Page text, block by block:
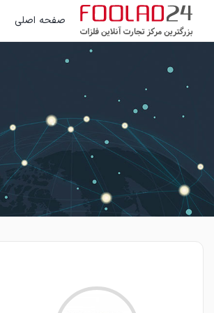
صفحه اصلی